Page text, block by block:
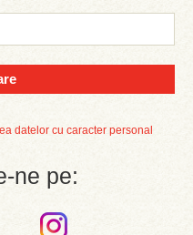
datelor cu caracter personal
ne pe: